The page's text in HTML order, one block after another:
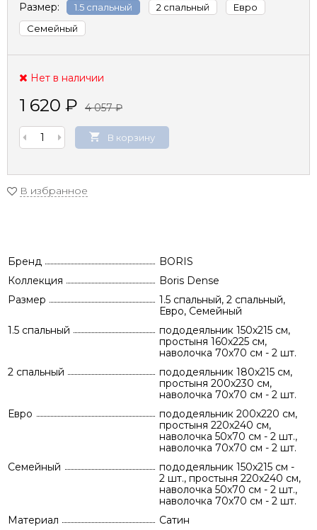
Размер: 1.5 спальный 2 спальный
Евро
Семейный
Нет в наличии
1 620 ₽ 4 057₽
В корзину
В избранное
Бренд
BORIS
Коллекция
Boris Dense
Размер
1.5 спальный, 2 спальный,
Евро, Семейный
1.5 спальный
пододеяльник 150х215 см,
простыня 160х225 см,
наволочка 70х70 см - 2 шт.
2 спальный
пододеяльник 180х215 см,
простыня 200х230 см,
наволочка 70х70 см - 2 шт.
Евро
пододеяльник 200х220 см,
простыня 220х240 см,
наволочка 50х70 см - 2 шт.,
наволочка 70х70 см - 2 шт.
Семейный
пододеяльник 150х215 см -
2 шт., простыня 220х240 см,
наволочка 50х70 см - 2 шт.,
наволочка 70х70 см - 2 шт.
Материал
Сатин